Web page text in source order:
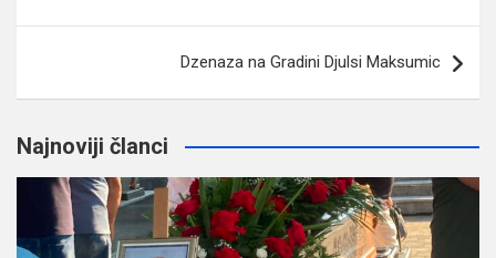
Dzenaza na Gradini Djulsi Maksumic
Najnoviji članci